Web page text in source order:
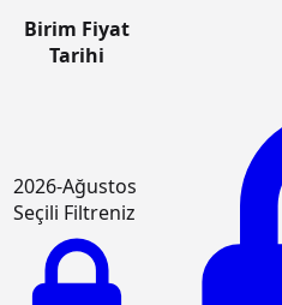
Birim Fiyat
Tarihi
2026-Ağustos
Seçili Filtreniz